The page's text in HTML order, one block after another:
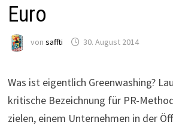
Euro
von saffti 30. August 2014
Was ist eigentlich Greenwashing?
kritische Bezeichnung für PR-
zielen, einem Unternehmen in der